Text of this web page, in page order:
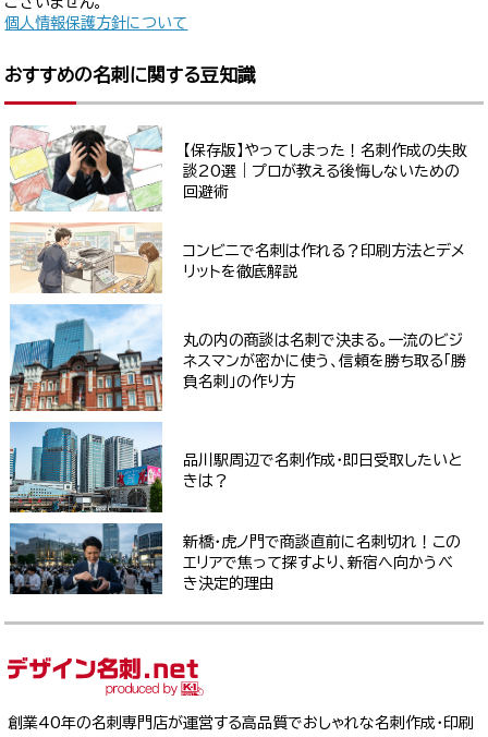
個人情報保護方針について
おすすめの名刺に関する豆知識
【保存版】やってしまった！名刺作成の失敗
談20選｜プロが教える後悔しないための
回避術
コンビニで名刺は作れる？印刷方法とデメ
リットを徹底解説
丸の内の商談は名刺で決まる。一流のビジ
ネスマンが密かに使う、信頼を勝ち取る「勝
負名刺」の作り方
品川駅周辺で名刺作成・即日受取したいと
きは？
新橋・虎ノ門で商談直前に名刺切れ！この
エリアで焦って探すより、新宿へ向かうべ
き決定的理由
創業40年の名刺専門店が運営する高品質でおしゃれな名刺作成・印刷